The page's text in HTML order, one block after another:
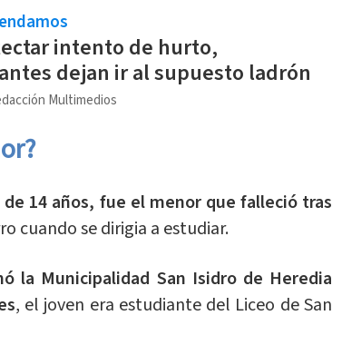
intento de hurto,
dejan ir al supuesto ladrón
Multimedios
14 años, fue el menor que falleció tras
cuando se dirigia a estudiar.
la Municipalidad San Isidro de Heredia
, el joven era estudiante del Liceo de San